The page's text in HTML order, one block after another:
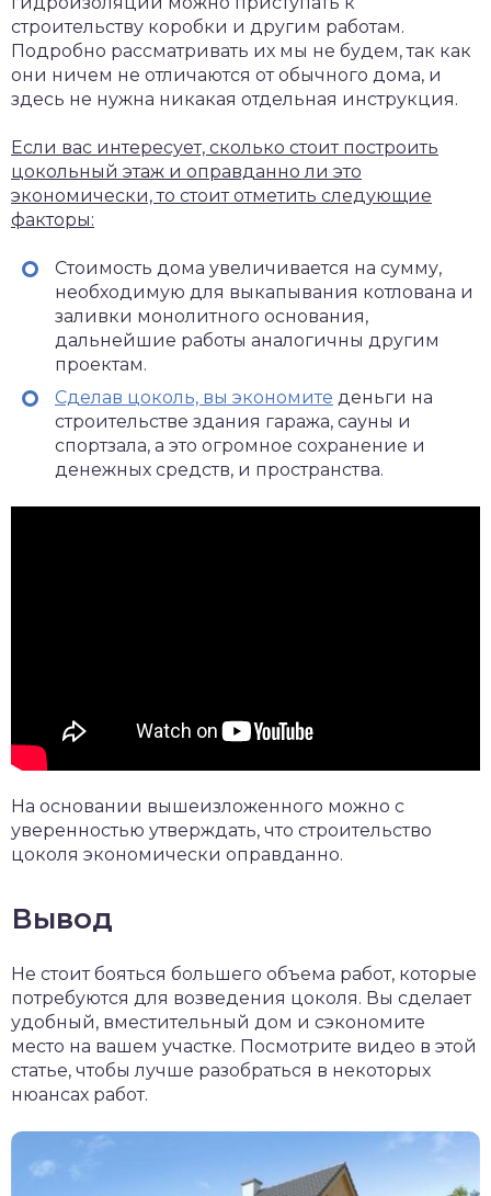
строительству коробки и другим работам.
Подробно рассматривать их мы не будем, так как
они ничем не отличаются от обычного дома, и
здесь не нужна никакая отдельная инструкция.
Если вас интересует, сколько стоит построить
цокольный этаж и оправданно ли это
экономически, то стоит отметить следующие
факторы:
Стоимость дома увеличивается на сумму,
необходимую для выкапывания котлована и
заливки монолитного основания,
дальнейшие работы аналогичны другим
проектам.
Сделав цоколь, вы экономите деньги на
строительстве здания гаража, сауны и
спортзала, а это огромное сохранение и
денежных средств, и пространства.
На основании вышеизложенного можно с
уверенностью утверждать, что строительство
цоколя экономически оправданно.
Вывод
Не стоит бояться большего объема работ, которые
потребуются для возведения цоколя. Вы сделает
удобный, вместительный дом и сэкономите
место на вашем участке. Посмотрите видео в этой
статье, чтобы лучше разобраться в некоторых
нюансах работ.